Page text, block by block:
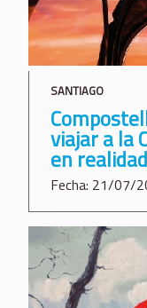
SANTIAGO
viajar a la
en
Fecha: 21/07/